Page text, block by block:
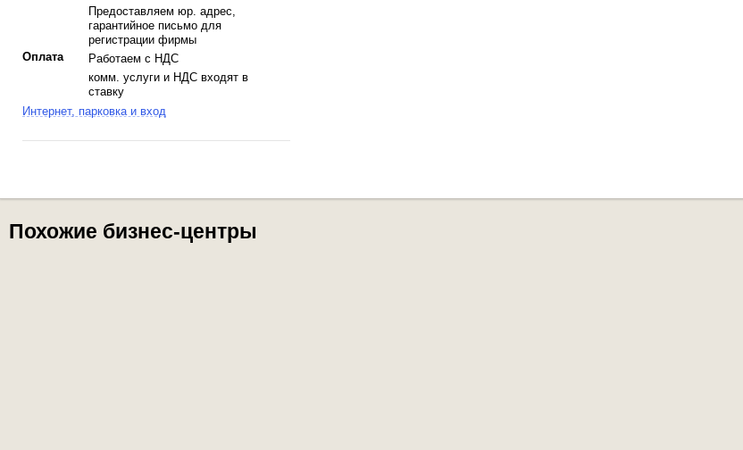
Предоставляем юр. адрес,
гарантийное письмо для
регистрации фирмы
Оплата
Работаем с НДС
комм. услуги и НДС входят в
ставку
Интернет, парковка и вход
Похожие бизнес-центры